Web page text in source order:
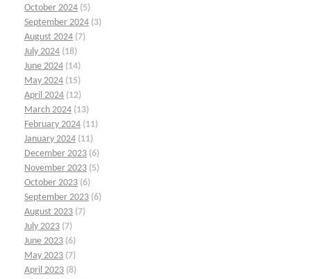
October 2024 (5)
September 2024 (3)
August 2024 (7)
July 2024 (18)
June 2024 (14)
May 2024 (15)
April 2024 (12)
March 2024 (13)
February 2024 (11)
January 2024 (11)
December 2023 (6)
November 2023 (5)
October 2023 (6)
September 2023 (6)
August 2023 (7)
July 2023 (7)
June 2023 (6)
May 2023 (7)
April 2023 (8)